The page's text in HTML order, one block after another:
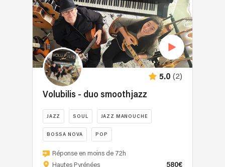
de
jouer
où
tel
morceau
en
soirée
ça
parle
?
⛺
🔥
5.0 (2)
Volubilis - duo smoothjazz
JAZZ SOUL JAZZ MANOUCHE
BOSSA NOVA POP
Composé
d'une
Réponse en moins de 72h
Hautes Pyrénées
580€